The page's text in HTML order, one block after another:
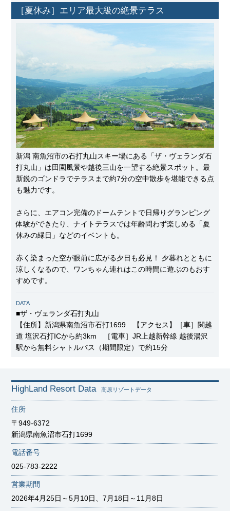
［夏休み］エリア最大級の絶景テラス
新潟 南魚沼市の石打丸山スキー場にある「ザ・ヴェランダ石
打丸山」は田園風景や越後三山を一望する絶景スポット。最
新鋭のゴンドラでテラスまで約7分の空中散歩を堪能できる点
も魅力です。
さらに、エアコン完備のドームテントで日帰りグランピング
体験ができたり、ナイトテラスでは年齢問わず楽しめる「夏
休みの縁日」などのイベントも。
赤く染まった空が眼前に広がる夕日も必見！ 夕暮れとともに
涼しくなるので、ワンちゃん連れはこの時間に遊ぶのもおす
すめです。
DATA
■ザ・ヴェランダ石打丸山
【住所】新潟県南魚沼市石打1699 【アクセス】［車］関越
道 塩沢石打ICから約3km ［電車］JR上越新幹線 越後湯沢
駅から無料シャトルバス（期間限定）で約15分
HighLand Resort Data 高原リゾートデータ
住所
〒949-6372
新潟県南魚沼市石打1699
電話番号
025-783-2222
営業期間
2026年4月25日～5月10日、7月18日～11月8日